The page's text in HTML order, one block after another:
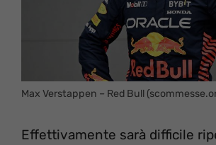
Max Verstappen – Red Bull
Effettivamente sarà difficile